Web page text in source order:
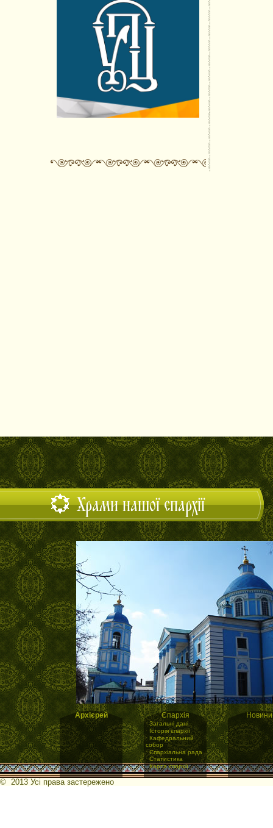
Храми нашої єпархії
Архієрей Єпархія
·Загальні дані
·Історія єпархії
·Кафедральний
собор
·Єпархіальна рада
·Статистика
·Карта єпархії
Новини
© 2013 Усі права застережено